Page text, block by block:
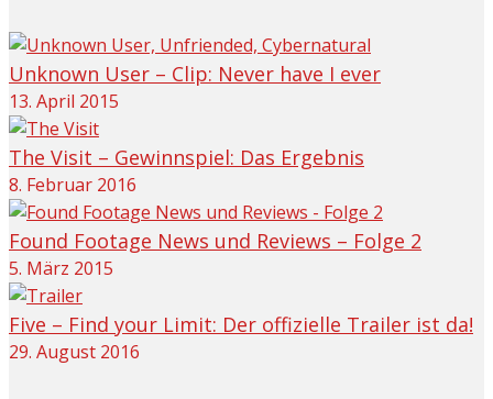
Unknown User – Clip: Never have I ever
13. April 2015
The Visit – Gewinnspiel: Das Ergebnis
8. Februar 2016
Found Footage News und Reviews – Folge 2
5. März 2015
Five – Find your Limit: Der offizielle Trailer ist da!
29. August 2016